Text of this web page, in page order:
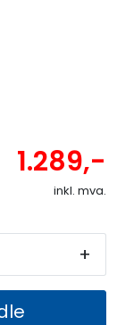
1.289,-
inkl. mva.
+